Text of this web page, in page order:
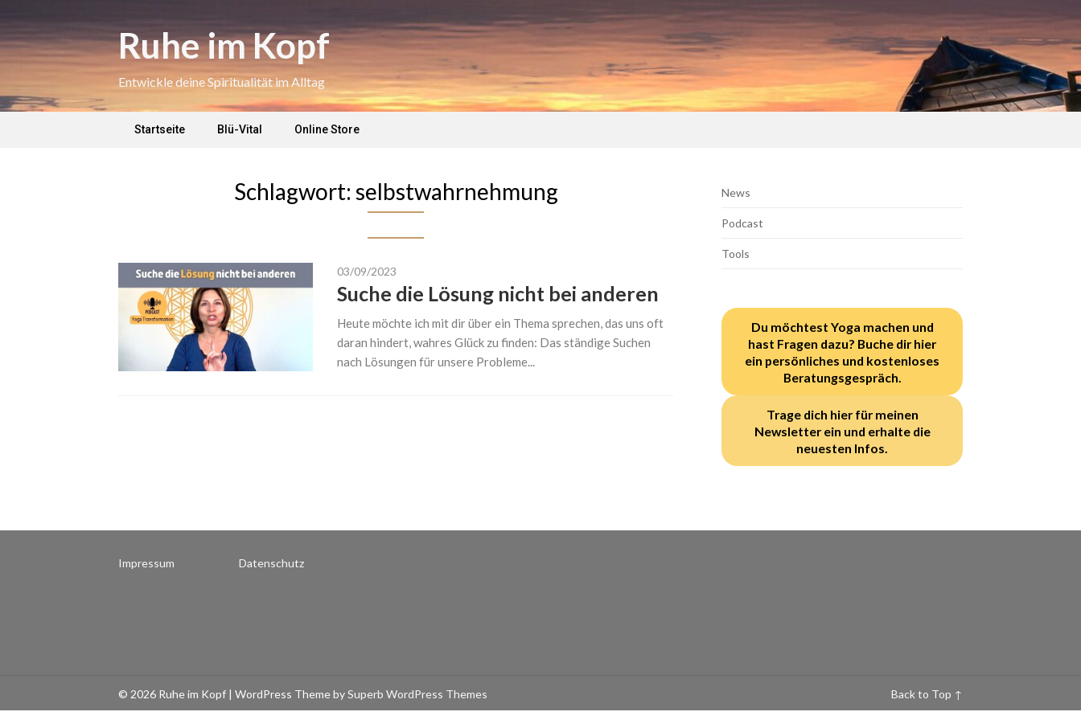
content
Ruhe im Kopf
Entwickle deine Spiritualität im Alltag
Startseite Blü-Vital Online Store
Schlagwort: selbstwahrnehmung
03/09/2023
Suche die Lösung nicht bei anderen
Heute möchte ich mit dir über ein Thema sprechen, das uns oft
daran hindert, wahres Glück zu finden: Das ständige Suchen
nach Lösungen für unsere Probleme...
News
Podcast
Tools
Du möchtest Yoga machen und
hast Fragen dazu? Buche dir hier
ein persönliches und kostenloses
Beratungsgespräch.
Trage dich hier für meinen
Newsletter ein und erhalte die
neuesten Infos.
Impressum Datenschutz
© 2026 Ruhe im Kopf | WordPress Theme bySuperb WordPress Themes Back to Top ↑